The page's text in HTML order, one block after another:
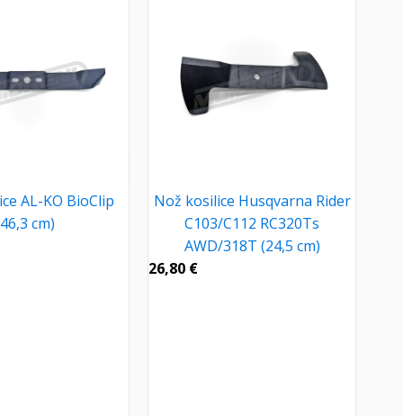
AL-KO BioClip
cm)
Nož kosilice Husqvarna Rider
C103/C112 RC320Ts
AWD/318T (24,5 cm)
26,80 €